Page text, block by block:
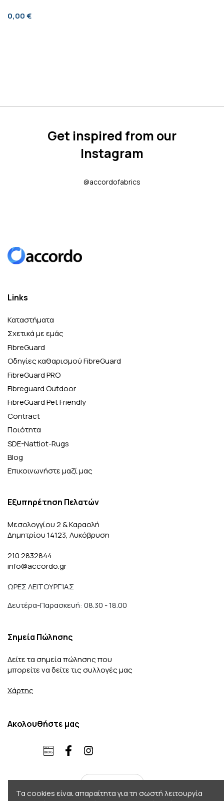
0,00 €
Get inspired from our
Instagram
@accordofabrics
Links
Καταστήματα
Σχετικά με εμάς
FibreGuard
Οδηγίες καθαρισμού FibreGuard
FibreGuard PRO
Fibreguard Outdoor
FibreGuard Pet Friendly
Contract
Ποιότητα
SDE-Nattiot-Rugs
Blog
Επικοινωνήστε μαζί μας
Εξυπηρέτηση Πελατών
Μεσολογγίου 2 & Καραολή
Δημητρίου 14123, Λυκόβρυση
210 2832844
info@accordo.gr
ΩΡΕΣ ΛΕΙΤΟΥΡΓΊΑΣ
Δευτέρα-Παρασκευή: 08.30 - 18.00
Σημεία Πώλησης
Δείτε τα σημεία πώλησης που
μπορείτε να δείτε τις συλλογές μας
Χάρτης
Ακολουθήστε μας
ελληνικά
Τα cookies είναι απαραίτητα για τη σωστή λειτουργία